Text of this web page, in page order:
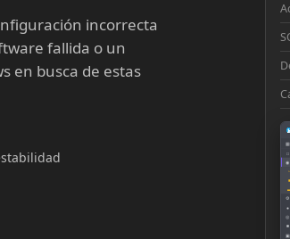
incorrecta
fallida o un
en busca de estas
▦
□
◉
◔
■
⚙
●
◎
■
▣